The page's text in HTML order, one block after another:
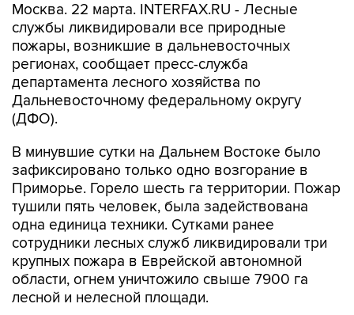
Москва. 22 марта. INTERFAX.RU - Лесные
службы ликвидировали все природные
пожары, возникшие в дальневосточных
регионах, сообщает пресс-служба
департамента лесного хозяйства по
Дальневосточному федеральному округу
(ДФО).
В минувшие сутки на Дальнем Востоке было
зафиксировано только одно возгорание в
Приморье. Горело шесть га территории. Пожар
тушили пять человек, была задействована
одна единица техники. Сутками ранее
сотрудники лесных служб ликвидировали три
крупных пожара в Еврейской автономной
области, огнем уничтожило свыше 7900 га
лесной и нелесной площади.